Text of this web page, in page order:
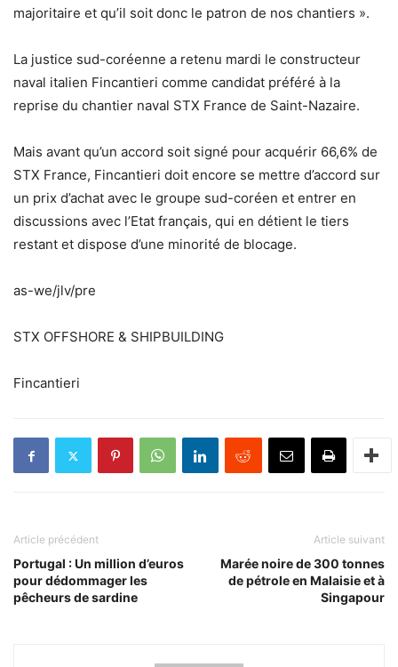
majoritaire et qu’il soit donc le patron de nos chantiers ».
La justice sud-coréenne a retenu mardi le constructeur
naval italien Fincantieri comme candidat préféré à la
reprise du chantier naval STX France de Saint-Nazaire.
Mais avant qu’un accord soit signé pour acquérir 66,6% de
STX France, Fincantieri doit encore se mettre d’accord sur
un prix d’achat avec le groupe sud-coréen et entrer en
discussions avec l’Etat français, qui en détient le tiers
restant et dispose d’une minorité de blocage.
as-we/jlv/pre
STX OFFSHORE & SHIPBUILDING
Fincantieri
Article précédent
Portugal : Un million d’euros
pour dédommager les
pêcheurs de sardine
Article suivant
Marée noire de 300 tonnes
de pétrole en Malaisie et à
Singapour